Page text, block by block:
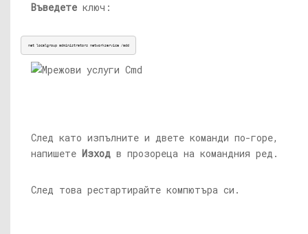
Въведете ключ:
net localgroup administrators networkservice /add
След като изпълните и двете команди по-горе,
напишете Изход в прозореца на командния ред.
След това рестартирайте компютъра си.